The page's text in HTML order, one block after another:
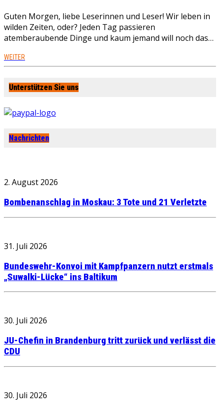
Guten Morgen, liebe Leserinnen und Leser! Wir leben in
wilden Zeiten, oder? Jeden Tag passieren
atemberaubende Dinge und kaum jemand will noch das…
WEITER
Unterstützen Sie uns
Nachrichten
2. August 2026
Bombenanschlag in Moskau: 3 Tote und 21 Verletzte
31. Juli 2026
Bundeswehr-Konvoi mit Kampfpanzern nutzt erstmals
„Suwalki-Lücke“ ins Baltikum
30. Juli 2026
JU-Chefin in Brandenburg tritt zurück und verlässt die
CDU
30. Juli 2026